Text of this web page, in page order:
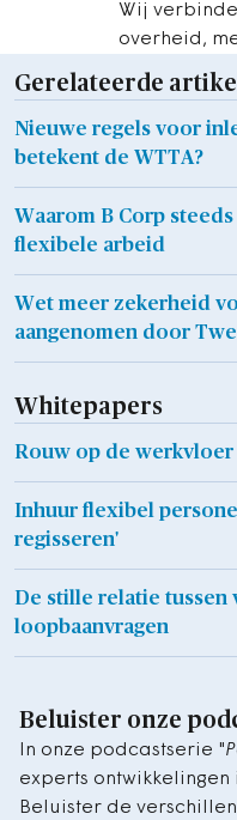
Wij
overheid,
Gerelateerde
Nieuwe regels voor
betekent de WTTA?
Waarom B Corp
flexibele arbeid
Wet meer zekerheid
aangenomen door
Whitepapers
Rouw op de werkvloer
Inhuur flexibel
regisseren'
De stille relatie tussen
loopbaanvragen
Beluister onze
In onze podcastserie "
experts ontwikkelingen
Beluister de